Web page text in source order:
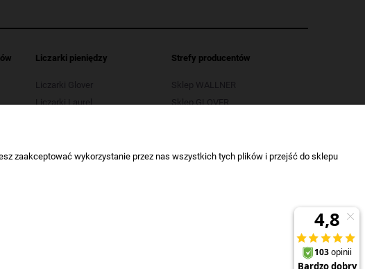
Liczarki pieniędzy
Liczarki Glover
Liczarki Laurel
Strefy producentów
Sklep WALLNER
Sklep GLOVER
zaakceptować wykorzystanie przez nas wszystkich tych plików i przejść do sklepu